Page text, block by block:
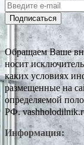
Подписаться
Обращаем Ваше
носит
каких условиях
размещенные на
определяемой
РФ.
Информация: